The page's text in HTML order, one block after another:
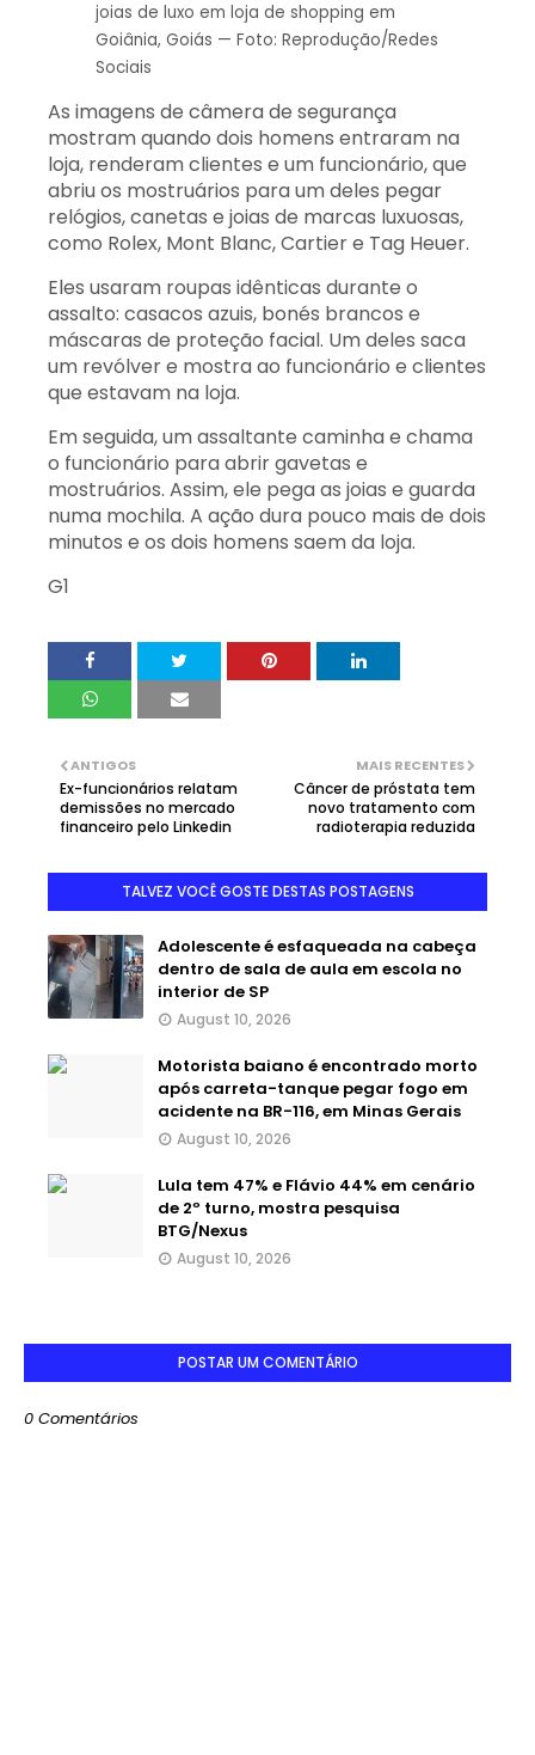
joias de luxo em loja de shopping em
Goiânia, Goiás — Foto: Reprodução/Redes
Sociais
As imagens de câmera de segurança
mostram quando dois homens entraram na
loja, renderam clientes e um funcionário, que
abriu os mostruários para um deles pegar
relógios, canetas e joias de marcas luxuosas,
como Rolex, Mont Blanc, Cartier e Tag Heuer.
Eles usaram roupas idênticas durante o
assalto: casacos azuis, bonés brancos e
máscaras de proteção facial. Um deles saca
um revólver e mostra ao funcionário e clientes
que estavam na loja.
Em seguida, um assaltante caminha e chama
o funcionário para abrir gavetas e
mostruários. Assim, ele pega as joias e guarda
numa mochila. A ação dura pouco mais de dois
minutos e os dois homens saem da loja.
G1
MAIS RECENTES
Câncer de próstata tem
novo tratamento com
radioterapia reduzida
ANTIGOS
Ex-funcionários relatam
demissões no mercado
financeiro pelo Linkedin
TALVEZ VOCÊ GOSTE DESTAS POSTAGENS
Adolescente é esfaqueada na cabeça
dentro de sala de aula em escola no
interior de SP
August 10, 2026
Motorista baiano é encontrado morto
após carreta-tanque pegar fogo em
acidente na BR-116, em Minas Gerais
August 10, 2026
Lula tem 47% e Flávio 44% em cenário
de 2º turno, mostra pesquisa
BTG/Nexus
August 10, 2026
POSTAR UM COMENTÁRIO
0 Comentários